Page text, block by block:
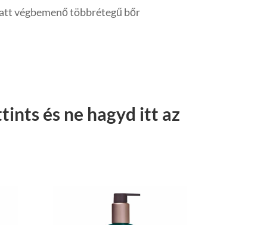
végbemenő többrétegű bőr
és ne hagyd itt az